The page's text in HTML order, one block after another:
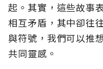
起。其實，這些故事
相互矛盾，其中卻往
與符號，我們可以推
共同靈感。